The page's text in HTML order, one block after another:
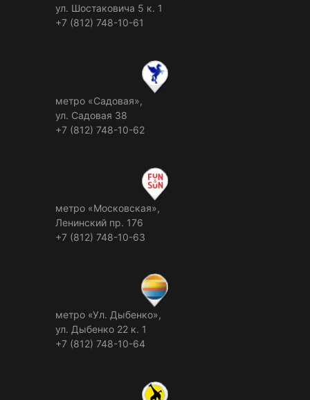
ул. Шостаковича 5 к. 1
+7 (812) 748-10-61
метро «Садовая»,
ул. Садовая 38
+7 (812) 748-10-62
метро «Московская»,
Ленинский пр. 176
+7 (812) 748-10-63
метро «Ул. Дыбенко»,
ул. Дыбенко 22 к. 1
+7 (812) 748-10-64